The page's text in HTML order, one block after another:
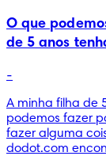
O que
de 5 anos
-
A minha filha de
podemos fazer
fazer alguma
dodot.com